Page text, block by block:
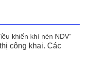
khiển khí nén NDV”
công khai. Các